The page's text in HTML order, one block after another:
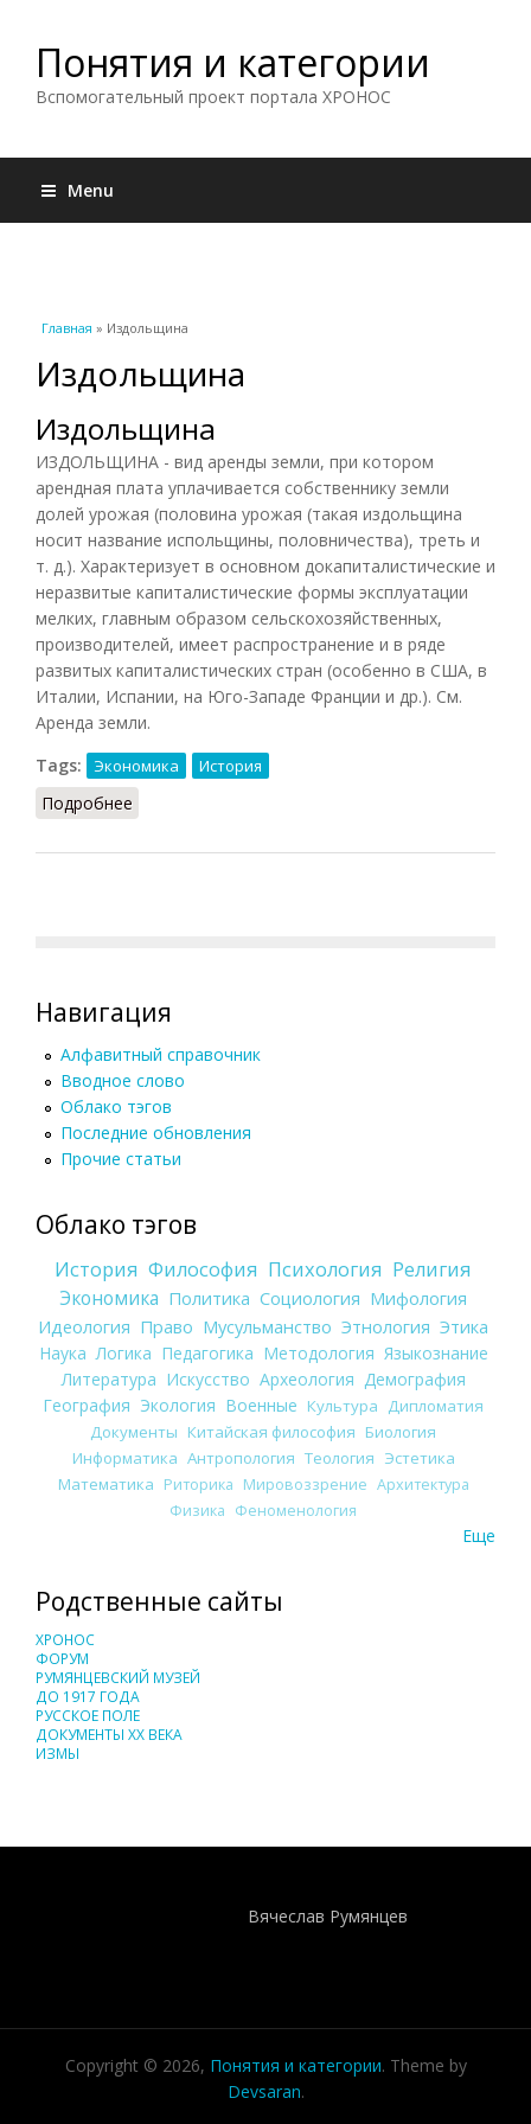
Понятия и категории
Вспомогательный проект портала ХРОНОС
Menu
Вы здесь
Главная » Издольщина
Издольщина
Издольщина
ИЗДОЛЬЩИНА - вид аренды земли, при котором
арендная плата уплачивается собственнику земли
долей урожая (половина урожая (такая издольщина
носит название испольщины, половничества), треть и
т. д.). Характеризует в основном докапиталистические и
неразвитые капиталистические формы эксплуатации
мелких, главным образом сельскохозяйственных,
производителей, имеет распространение и в ряде
развитых капиталистических стран (особенно в США, в
Италии, Испании, на Юго-Западе Франции и др.). См.
Аренда земли.
Tags:
Экономика История
Подробнее
Навигация
Алфавитный справочник
Вводное слово
Облако тэгов
Последние обновления
Прочие статьи
Облако тэгов
История Философия Психология Религия
Экономика Политика Социология Мифология
Идеология Право Мусульманство Этнология Этика
Наука Логика Педагогика Методология Языкознание
Литература Искусство Археология Демография
География Экология Военные Культура
Дипломатия
Документы Китайская философия Биология
Информатика Антропология Теология Эстетика
Математика Риторика Мировоззрение Архитектура
Физика Феноменология
Еще
Родственные сайты
ХРОНОС
ФОРУМ
РУМЯНЦЕВСКИЙ МУЗЕЙ
ДО 1917 ГОДА
РУССКОЕ ПОЛЕ
ДОКУМЕНТЫ XX ВЕКА
ИЗМЫ
Вячеслав Румянцев
Copyright © 2026, Понятия и категории. Theme by
Devsaran.